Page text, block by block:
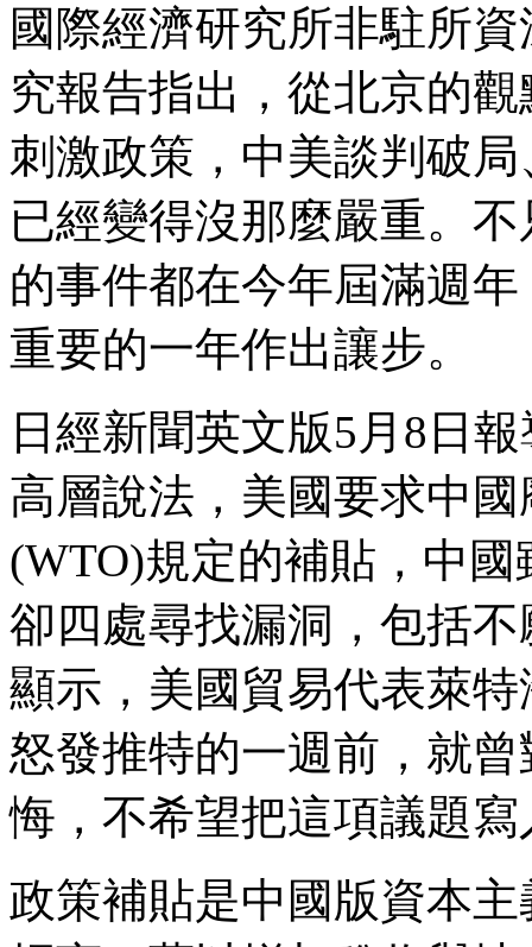
國際經濟研究所非駐所
究報告指出，從北京的
刺激政策，中美談判破
已經變得沒那麼嚴重。
的事件都在今年屆滿週
重要的一年作出讓步。
日經新聞英文版5月8日
高層說法，美國要求中
(WTO)規定的補貼，中
卻四處尋找漏洞，包括
顯示，美國貿易代表萊特
怒發推特的一週前，就
悔，不希望把這項議題
政策補貼是中國版資本